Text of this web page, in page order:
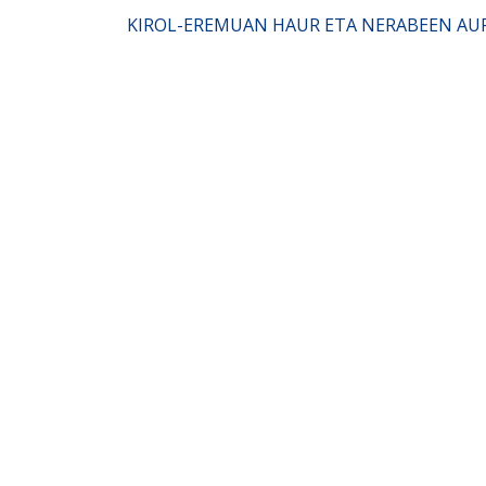
KIROL-EREMUAN HAUR ETA NERABEEN